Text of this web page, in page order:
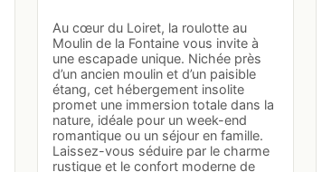
Au cœur du Loiret, la roulotte au
Moulin de la Fontaine vous invite à
une escapade unique. Nichée près
d’un ancien moulin et d’un paisible
étang, cet hébergement insolite
promet une immersion totale dans la
nature, idéale pour un week-end
romantique ou un séjour en famille.
Laissez-vous séduire par le charme
rustique et le confort moderne de